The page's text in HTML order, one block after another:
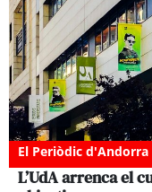
El Periòdic d'Andorra
L’UdA arrenca el